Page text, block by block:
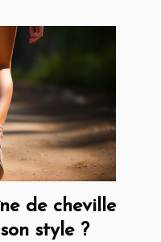
de cheville
style ?